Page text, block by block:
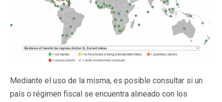
Mediante el uso de la misma, es posible consultar si un
país o régimen fiscal se encuentra alineado con los